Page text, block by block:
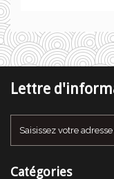
Lettre
Catégories